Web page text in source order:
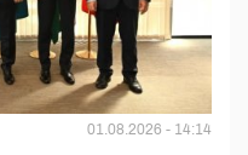
01.08.2026 - 14:14